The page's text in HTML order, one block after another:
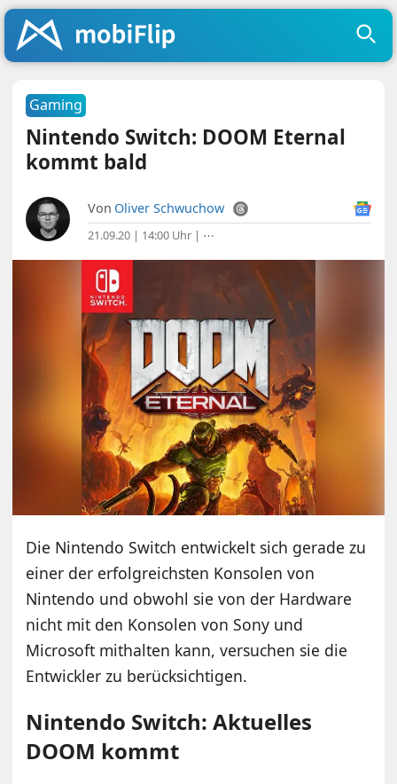
Gaming
Nintendo Switch: DOOM Eternal
kommt bald
Von Oliver Schwuchow
21.09.20 | 14:00 Uhr | ⋯
Die Nintendo Switch entwickelt sich gerade zu
einer der erfolgreichsten Konsolen von
Nintendo und obwohl sie von der Hardware
nicht mit den Konsolen von Sony und
Microsoft mithalten kann, versuchen sie die
Entwickler zu berücksichtigen.
Nintendo Switch: Aktuelles
DOOM kommt